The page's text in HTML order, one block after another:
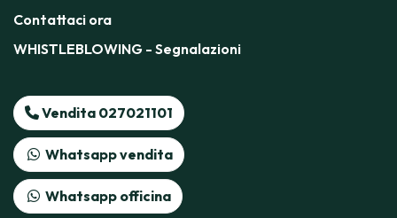
Contattaci ora
WHISTLEBLOWING - Segnalazioni
Vendita 027021101
Whatsapp vendita
Whatsapp officina